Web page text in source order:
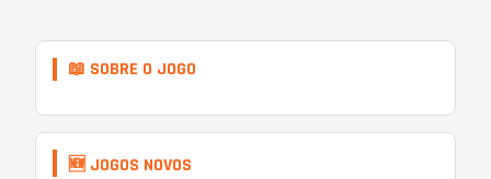
📖 SOBRE O JOGO
🆕 JOGOS NOVOS